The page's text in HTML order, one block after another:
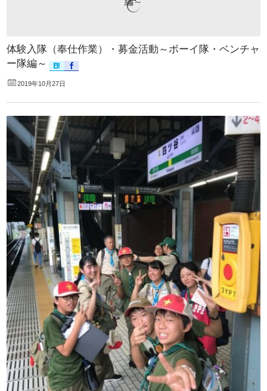
体験入隊（奉仕作業）・募金活動～ボーイ隊・ベンチャ
ー隊編～
2019年10月27日